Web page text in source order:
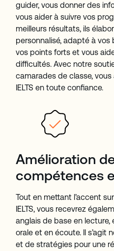
guider, vous donner des
vous aider à suivre vos
meilleurs résultats, ils
personnalisé, adapté à vos
vos points forts et vous
difficultés. Avec notre
camarades de classe,
IELTS en toute confiance.
Amélioration
compétences
Tout en mettant l’accent
IELTS, vous recevrez
anglais de base en lecture,
orale et en écoute. Il
et de stratégies pour une